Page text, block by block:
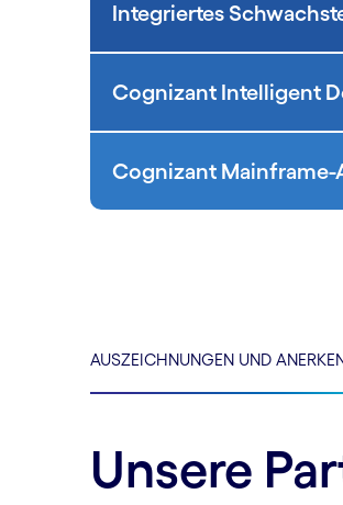
Integriertes
Cognizant Intelligent
Cognizant
AUSZEICHNUNGEN UND
Unsere